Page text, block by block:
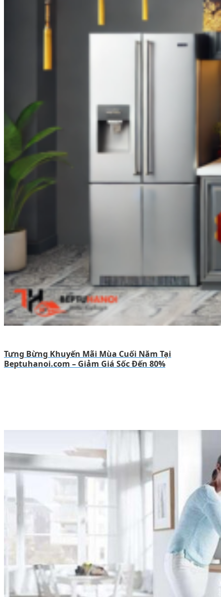
Tưng Bừng Khuyến Mãi Mùa Cuối Năm Tại
Beptuhanoi.com – Giảm Giá Sốc Đến 80%